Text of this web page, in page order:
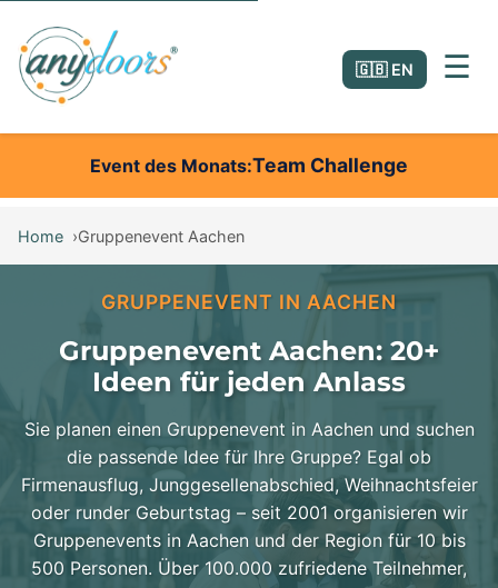
🇬🇧 EN ☰
Event des Monats Team Challenge
Home Gruppenevent Aachen
GRUPPENEVENT IN AACHEN
Gruppenevent Aachen: 20+
Ideen für jeden Anlass
Sie planen einen Gruppenevent in Aachen und suchen
die passende Idee für Ihre Gruppe? Egal ob
Firmenausflug, Junggesellenabschied, Weihnachtsfeier
oder runder Geburtstag – seit 2001 organisieren wir
Gruppenevents in Aachen und der Region für 10 bis
500 Personen. Über 100.000 zufriedene Teilnehmer,